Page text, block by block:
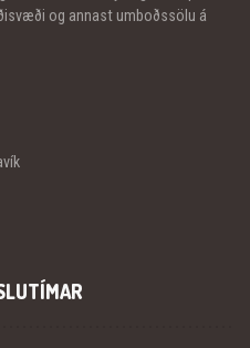
og annast umboðssölu á